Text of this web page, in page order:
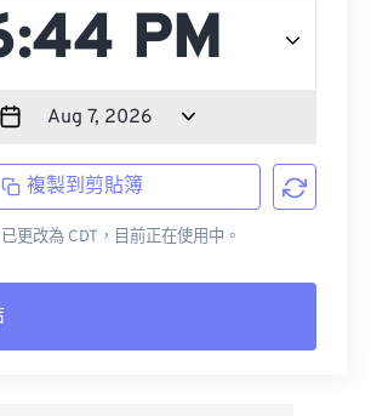
複製到剪貼簿
更改為 CDT，目前正在使用中。